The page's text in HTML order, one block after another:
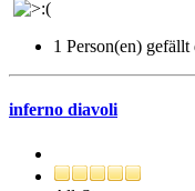
1 Person(en) gefällt
inferno diavoli